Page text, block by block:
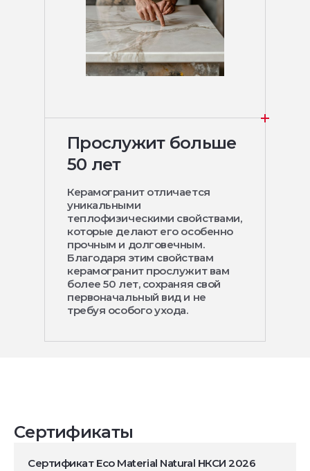
Прослужит больше
50 лет
Керамогранит отличается
уникальными
теплофизическими свойствами,
которые делают его особенно
прочным и долговечным.
Благодаря этим свойствам
керамогранит прослужит вам
более 50 лет, сохраняя свой
первоначальный вид и не
требуя особого ухода.
Сертификаты
Сертификат Eco Material Natural НКСИ 2026